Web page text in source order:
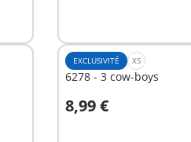
EXCLUSIVITÉ XS
6278 - 3 cow-boys
8,99 €
Au panier